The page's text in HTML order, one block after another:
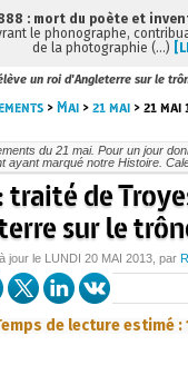
un roi d'Angleterre sur le
>Mai >21 mai > 21
du 21 mai. Pour un jour
ayant marqué notre Histoire.
de
sur le
jour le LUNDI 20 MAI 2013 , par
de lecture estimé :
: mort du poète et
le phonographe,
de la photographie (…)